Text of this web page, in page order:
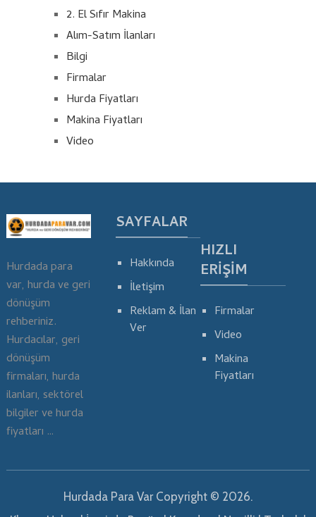
2. El Sıfır Makina
Alım-Satım İlanları
Bilgi
Firmalar
Hurda Fiyatları
Makina Fiyatları
Video
Hurdada para
var, hurda ve geri
dönüşüm
rehberiniz.
Hurdacılar, geri
dönüşüm
firmaları, hurda
ilanları, sektörel
bilgiler ve hurda
fiyatları …
SAYFALAR
Hakkında
İletişim
Reklam & İlan
Ver
HIZLI
ERIŞIM
Firmalar
Video
Makina
Fiyatları
Hurdada Para VarCopyright © 2026.